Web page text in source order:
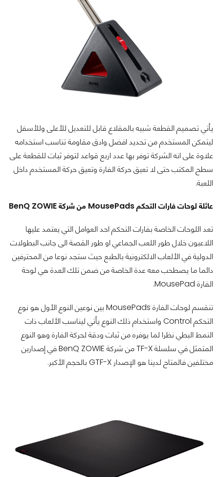
يأتي تصميم القطعة شبيه بالمقلاع قابل للتعديل للأعلى وللأسفل
ليتمكن المستخدم من تحديد افضل وادق مقاومة تناسب استخدامه
علاوة على انه الشركة توفر بها عدد اربع قواعد لتوفر ثبات للقطعة على
سطح المكتب حتى لا تعيق حركة الفارة وتعيق حركة المستخدم داخل
اللعبة.
عائلة لوحات فارات التحكم MousePads من شركة BenQ ZOWIE
تعد اللوحات الخاصة بفارات التحكم احد العوامل التي يعتمد عليها
اللاعبون خلال طور اللعب الجماعي او طور القصة الى جانب البطولات
الدولية في الألعاب الالكترونية بالطبع حيث ستجد نوعا من المحترفين
دائما ما يصطحب معه عدة الخاصة من ضمن تلك العدة هي لوحة
الفارة MousePad.
تنقسم لوحات الفارة MousePads بين نوعين النوع الأول هو نوع
التحكم Control واستخدام ذلك النوع يأتي ليناسب الألعاب ذات
النمط البطي نظرا لما يوفره من ثبات ودقة لحركة الفارة وهو النوع
المتمثل في سلسلة TF-X من شركة BenQ ZOWIE في إصدارين
مختلفين فالمتاح لدينا هو الإصدار GTF-X بالحجم الأكبر.